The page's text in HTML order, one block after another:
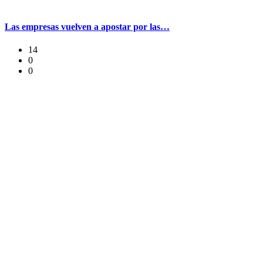
Las empresas vuelven a apostar por las…
14
0
0